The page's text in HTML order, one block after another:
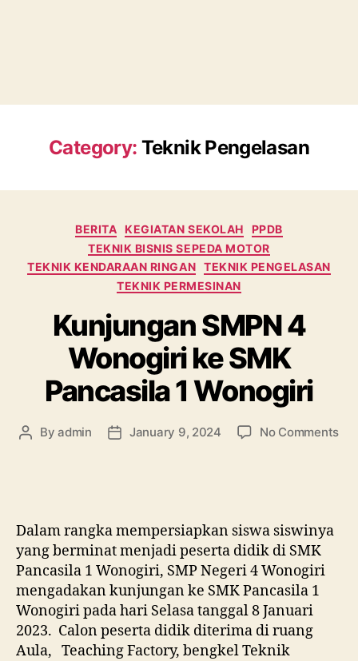
Category: Teknik Pengelasan
Categories
BERITA KEGIATAN SEKOLAH
PPDB
TEKNIK BISNIS SEPEDA MOTOR
TEKNIK KENDARAAN RINGAN TEKNIK PENGELASAN
TEKNIK PERMESINAN
Kunjungan SMPN 4
Wonogiri ke SMK
Pancasila 1 Wonogiri
PostByadmin
PostJanuary 9, 2024 No Commentson
Dalam rangka mempersiapkan siswa siswinya
yang berminat menjadi peserta didik di SMK
Pancasila 1 Wonogiri, SMP Negeri 4 Wonogiri
mengadakan kunjungan ke SMK Pancasila 1
Wonogiri pada hari Selasa tanggal 8 Januari
2023. Calon peserta didik diterima di ruang
Aula, Teaching Factory, bengkel Teknik